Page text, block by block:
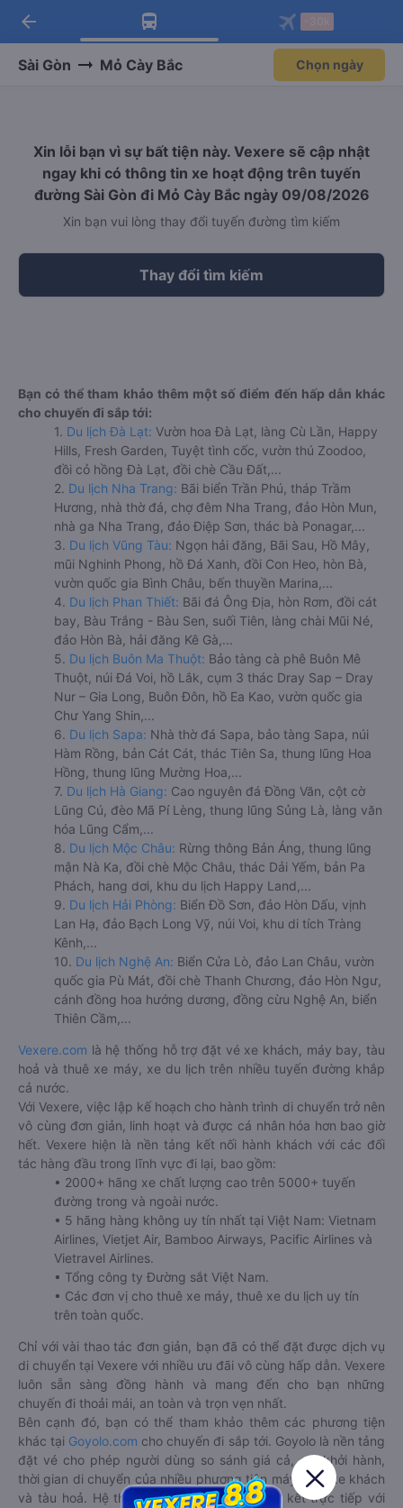
Tải app Vexere ngay!
Nhận ưu đãi thành viên độc
Mở app
Tải app Vexere
-30k/ghế khi đặt vé máy bay qua
Mở app
arrow_back
Sài Gòn Mỏ Cày Bắc Chọn ngày
Xin lỗi bạn vì sự bất tiện này. Vexere sẽ cập nhật
ngay khi có thông tin xe hoạt động trên tuyến
đường Sài Gòn đi Mỏ Cày Bắc ngày 09/08/2026
Xin bạn vui lòng thay đổi tuyến đường tìm kiếm
Thay đổi tìm kiếm
Bạn có thể tham khảo thêm một số điểm đến hấp dẫn khác
cho chuyến đi sắp tới:
1. Du lịch Đà Lạt: Vườn hoa Đà Lạt, làng Cù Lần, Happy
Hills, Fresh Garden, Tuyệt tình cốc, vườn thú Zoodoo,
đồi cỏ hồng Đà Lạt, đồi chè Cầu Đất,...
2. Du lịch Nha Trang: Bãi biển Trần Phú, tháp Trầm
Hương, nhà thờ đá, chợ đêm Nha Trang, đảo Hòn Mun,
nhà ga Nha Trang, đảo Điệp Sơn, thác bà Ponagar,...
3. Du lịch Vũng Tàu: Ngọn hải đăng, Bãi Sau, Hồ Mây,
mũi Nghinh Phong, hồ Đá Xanh, đồi Con Heo, hòn Bà,
vườn quốc gia Bình Châu, bến thuyền Marina,...
4. Du lịch Phan Thiết: Bãi đá Ông Địa, hòn Rơm, đồi cát
bay, Bàu Trắng - Bàu Sen, suối Tiên, làng chài Mũi Né,
đảo Hòn Bà, hải đăng Kê Gà,...
5. Du lịch Buôn Ma Thuột: Bảo tàng cà phê Buôn Mê
Thuột, núi Đá Voi, hồ Lắk, cụm 3 thác Dray Sap – Dray
Nur – Gia Long, Buôn Đôn, hồ Ea Kao, vườn quốc gia
Chư Yang Shin,...
6. Du lịch Sapa: Nhà thờ đá Sapa, bảo tàng Sapa, núi
Hàm Rồng, bản Cát Cát, thác Tiên Sa, thung lũng Hoa
Hồng, thung lũng Mường Hoa,...
7. Du lịch Hà Giang: Cao nguyên đá Đồng Văn, cột cờ
Lũng Cú, đèo Mã Pí Lèng, thung lũng Sủng Là, làng văn
hóa Lũng Cẩm,...
8. Du lịch Mộc Châu: Rừng thông Bản Áng, thung lũng
mận Nà Ka, đồi chè Mộc Châu, thác Dải Yếm, bản Pa
Phách, hang dơi, khu du lịch Happy Land,...
9. Du lịch Hải Phòng: Biển Đồ Sơn, đảo Hòn Dấu, vịnh
Lan Hạ, đảo Bạch Long Vỹ, núi Voi, khu di tích Tràng
Kênh,...
10. Du lịch Nghệ An: Biển Cửa Lò, đảo Lan Châu, vườn
quốc gia Pù Mát, đồi chè Thanh Chương, đảo Hòn Ngư,
cánh đồng hoa hướng dương, đồng cừu Nghệ An, biển
Thiên Cầm,...
Vexere.com là hệ thống hỗ trợ đặt vé xe khách, máy bay, tàu
hoả và thuê xe máy, xe du lịch trên nhiều tuyến đường khắp
cả nước.
Với Vexere, việc lập kế hoạch cho hành trình di chuyển trở nên
vô cùng đơn giản, linh hoạt và được cá nhân hóa hơn bao giờ
hết. Vexere hiện là nền tảng kết nối hành khách với các đối
tác hàng đầu trong lĩnh vực đi lại, bao gồm:
• 2000+ hãng xe chất lượng cao trên 5000+ tuyến
đường trong và ngoài nước.
• 5 hãng hàng không uy tín nhất tại Việt Nam: Vietnam
Airlines, Vietjet Air, Bamboo Airways, Pacific Airlines và
Vietravel Airlines.
• Tổng công ty Đường sắt Việt Nam.
• Các đơn vị cho thuê xe máy, thuê xe du lịch uy tín
trên toàn quốc.
Chỉ với vài thao tác đơn giản, bạn đã có thể đặt được dịch vụ
di chuyển tại Vexere với nhiều ưu đãi vô cùng hấp dẫn. Vexere
luôn sẵn sàng đồng hành và mang đến cho bạn những
chuyến đi thoải mái, an toàn và trọn vẹn nhất.
Bên cạnh đó, bạn có thể tham khảo thêm các phương tiện
khác tại Goyolo.com cho chuyến đi sắp tới. Goyolo là nền tảng
đặt vé cho phép người dùng so sánh giá cả, giờ khởi hành,
thời gian di chuyển của nhiều phương tiện máy bay, xe khách
và tàu hoả. Hệ thống của Goyolo được liên kết trực tiếp với